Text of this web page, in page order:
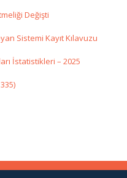
Değişti
Sistemi Kayıt Kılavuzu
İstatistikleri – 2025